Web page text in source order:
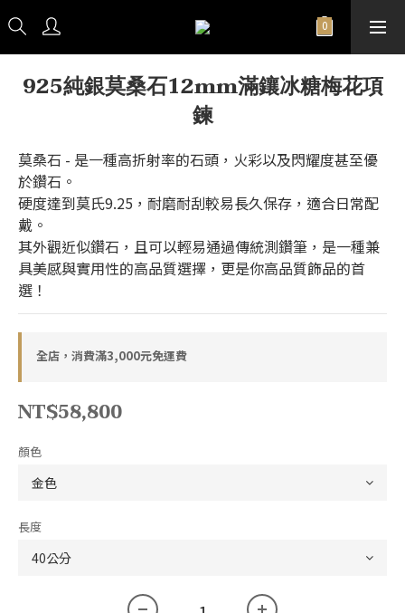
925純銀莫桑石12mm滿鑲冰糖梅花項
鍊
莫桑石 - 是一種高折射率的石頭，火彩以及閃耀度甚至優
於鑽石。
硬度達到莫氏9.25，耐磨耐刮較易長久保存，適合日常配
戴。
其外觀近似鑽石，且可以輕易通過傳統測鑽筆，是一種兼
具美感與實用性的高品質選擇，更是你高品質飾品的首
選！
全店，消費滿3,000元免運費
NT$58,800
顏色
長度